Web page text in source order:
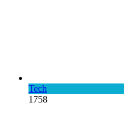
Tech
1758